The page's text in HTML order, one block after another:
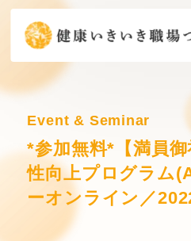
Event & Seminar
*参加無料*【満員
性向上プログラム
ーオンライン／